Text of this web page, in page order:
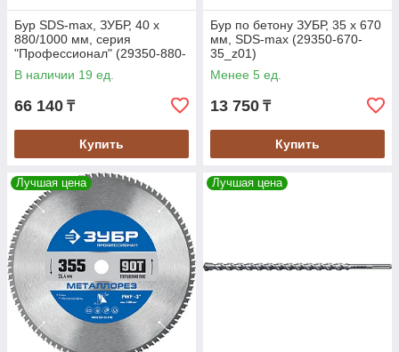
Бур SDS-max, ЗУБР, 40 x
880/1000 мм, серия
"Профессионал" (29350-880-
40_z02)
В наличии 19 ед.
66 140 ₸
Купить
Бур по бетону ЗУБР, 35 x 670
мм, SDS-max (29350-670-
35_z01)
Менее 5 ед.
13 750 ₸
Купить
Лучшая цена Лучшая цена